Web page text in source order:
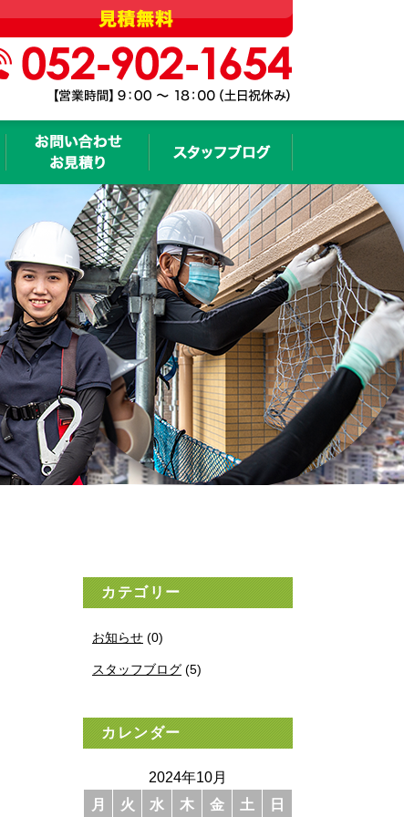
カテゴリー
お知らせ (0)
スタッフブログ (5)
カレンダー
2024年10月
月
火 水 木 金 土 日